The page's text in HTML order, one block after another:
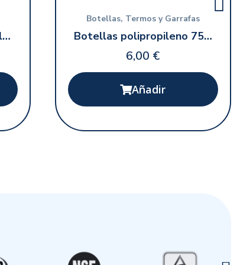
Garrafa plegable 10L Politainer
Vista rápida
Botellas, Termos y Garrafas
Botellas polipropileno 750 ml
6,00 €
Añadir